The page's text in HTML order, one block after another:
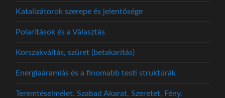
Katalizátorok szerepe és jelentősége
Polaritások és a Választás
Korszakváltás, szüret (betakarítás)
Energiaáramlás és a finomabb testi struktúrák
Teremtéselmélet. Szabad Akarat, Szeretet, Fény.